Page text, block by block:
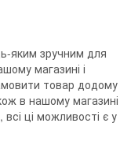
яким зручним для
магазині і
товар додому
в нашому магазині
ці можливості є у